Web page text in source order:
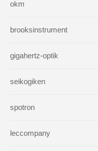
okm
brooksinstrument
gigahertz-optik
seikogiken
spotron
leccompany